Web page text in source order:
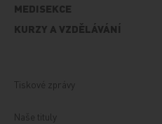
MEDISEKCE
KURZY A VZDĚLÁVÁNÍ
Tiskové zprávy
Naše tituly